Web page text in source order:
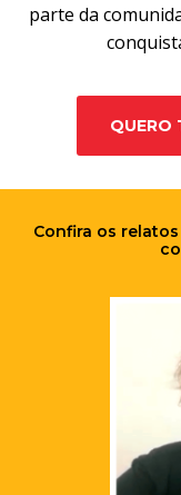
parte da
QUERO
Confira os